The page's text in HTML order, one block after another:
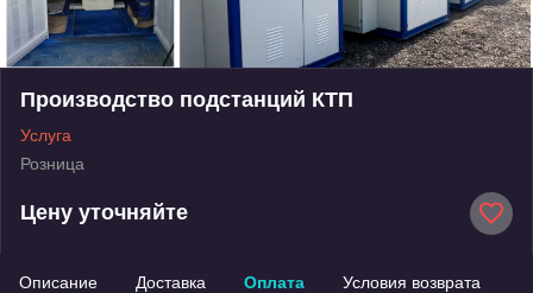
Производство подстанций КТП
Услуга
Розница
Цену уточняйте
Описание Доставка Оплата Условия возврата